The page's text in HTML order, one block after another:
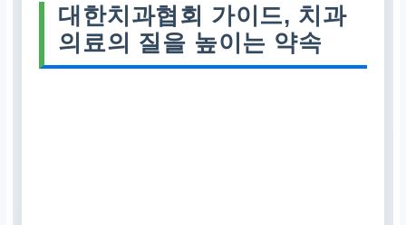
대한치과협회 가이드, 치과
의료의 질을 높이는 약속